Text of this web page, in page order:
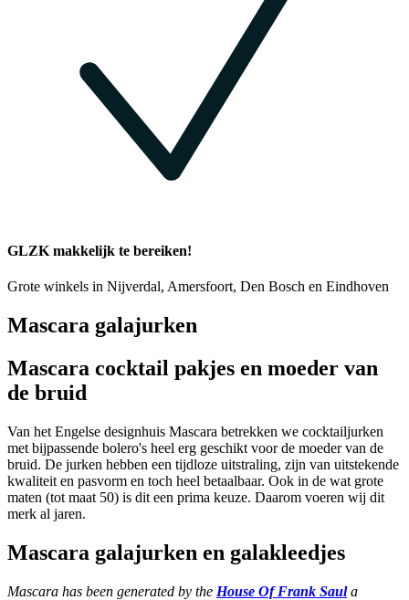
GLZK makkelijk te bereiken!
Grote winkels in Nijverdal, Amersfoort, Den Bosch en Eindhoven
Mascara galajurken
Mascara cocktail pakjes en moeder van
de bruid
Van het Engelse designhuis Mascara betrekken we cocktailjurken
met bijpassende bolero's heel erg geschikt voor de moeder van de
bruid. De jurken hebben een tijdloze uitstraling, zijn van uitstekende
kwaliteit en pasvorm en toch heel betaalbaar. Ook in de wat grote
maten (tot maat 50) is dit een prima keuze. Daarom voeren wij dit
merk al jaren.
Mascara galajurken en galakleedjes
Mascara has been generated by the House Of Frank Saula